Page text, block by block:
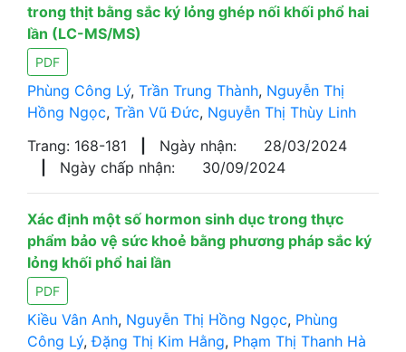
trong thịt bằng sắc ký lỏng ghép nối khối phổ hai
lần (LC-MS/MS)
PDF
Phùng Công Lý, Trần Trung Thành, Nguyễn Thị
Hồng Ngọc, Trần Vũ Đức, Nguyễn Thị Thùy Linh
Trang: 168-181
Ngày nhận:
28/03/2024
Ngày chấp nhận: 30/09/2024
Xác định một số hormon sinh dục trong thực
phẩm bảo vệ sức khoẻ bằng phương pháp sắc ký
lỏng khối phổ hai lần
PDF
Kiều Vân Anh, Nguyễn Thị Hồng Ngọc, Phùng
Công Lý,Đặng Thị Kim Hằng, Phạm Thị Thanh Hà